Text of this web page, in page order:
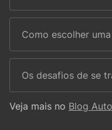
Como escolher
Os desafios de se
Veja mais no Blog